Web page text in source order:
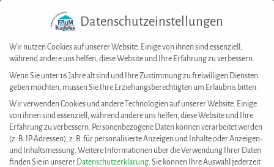
Forum der Kulturen Stuttgart e. V.
Dachverband der Migrantenkulturvereine und
interkulturellen Einrichtungen
Datenschutzeinstellungen
Wir nutzen Cookies auf unserer Website. Einige von ihnen sind essenziell,
während andere uns helfen, diese Website und Ihre Erfahrung zu verbessern.
Wenn Sie unter 16 Jahre alt sind und Ihre Zustimmung zu freiwilligen Diensten
geben möchten, müssen Sie Ihre Erziehungsberechtigten um Erlaubnis bitten.
Wir verwenden Cookies und andere Technologien auf unserer Website. Einige
von ihnen sind essenziell, während andere uns helfen, diese Website und Ihre
Erfahrung zu verbessern. Personenbezogene Daten können verarbeitet werden
(z. B. IP-Adressen), z. B. für personalisierte Anzeigen und Inhalte oder Anzeigen-
und Inhaltsmessung. Weitere Informationen über die Verwendung Ihrer Daten
finden Sie in unserer Datenschutzerklärung. Sie können Ihre Auswahl jederzeit